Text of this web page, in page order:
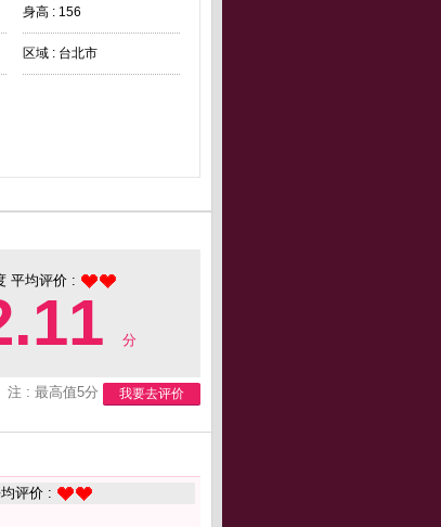
身高 : 156
区域 : 台北市
平均评价 :
分
注 : 最高值5分 我要去评价
评价 :